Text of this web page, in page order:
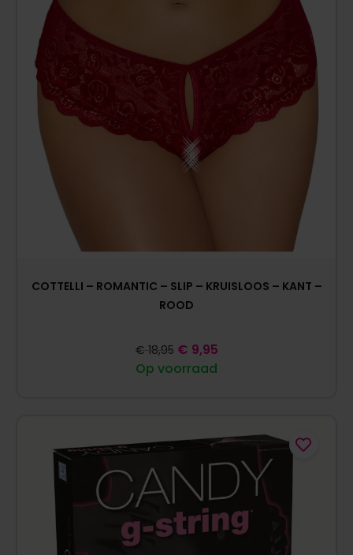
COTTELLI – ROMANTIC – SLIP – KRUISLOOS – KANT –
ROOD
Op voorraad
€ 18,95 € 9,95